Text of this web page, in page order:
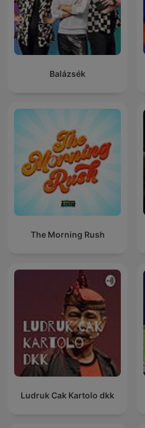
Balázsék
The Morning Rush
Ludruk Cak Kartolo dkk